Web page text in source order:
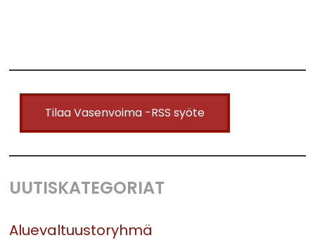
Tilaa Vasenvoima -RSS syöte
UUTISKATEGORIAT
Aluevaltuustoryhmä